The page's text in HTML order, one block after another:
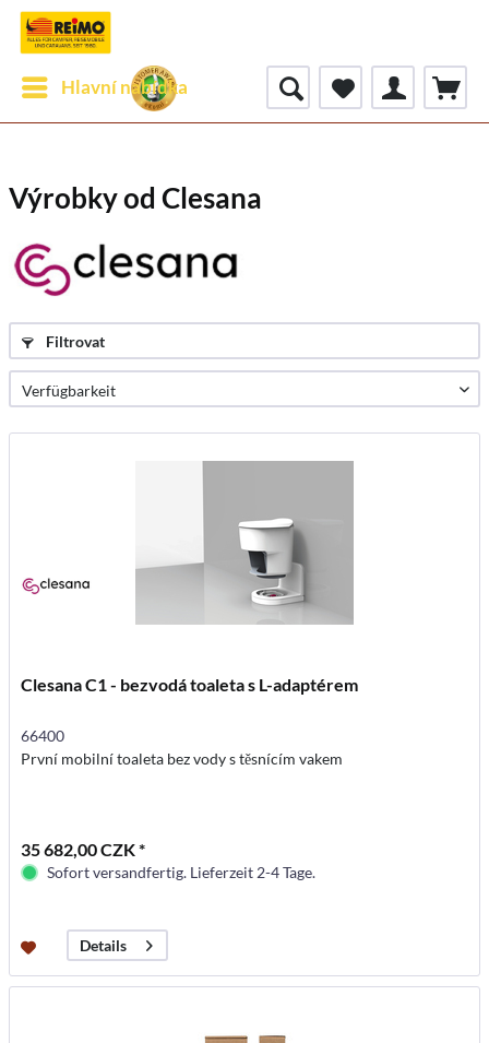
Hlavní nabídka
Výrobky od Clesana
Filtrovat
Clesana C1 - bezvodá toaleta s L-adaptérem
66400
První mobilní toaleta bez vody s těsnícím vakem
35 682,00 CZK *
Sofort versandfertig. Lieferzeit 2-4 Tage.
Details